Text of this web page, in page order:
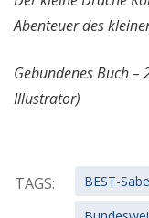
Abenteuer des
Gebundenes Buch –
Illustrator)
TAGS: BEST-